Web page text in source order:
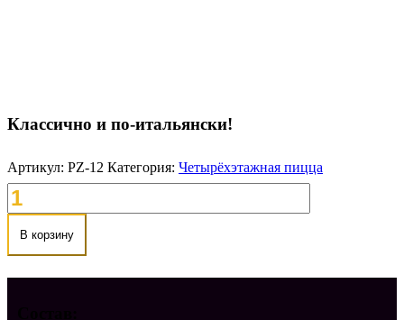
Классично и по-итальянски!
Артикул: PZ-12 Категория: Четырёхэтажная пицца
В корзину